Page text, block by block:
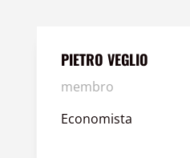
PIETRO VEGLIO
membro
Economista